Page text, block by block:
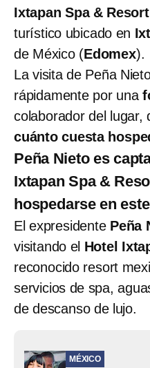
Ixtapan Spa & Resort
turístico ubicado en
de México (Edomex).
La visita de Peña
rápidamente por una
colaborador del lugar,
cuánto cuesta
Peña Nieto es
Ixtapan Spa &
hospedarse en
El expresidente Peña
visitando el Hotel
reconocido resort
servicios de spa,
de descanso de lujo.
MÉXICO